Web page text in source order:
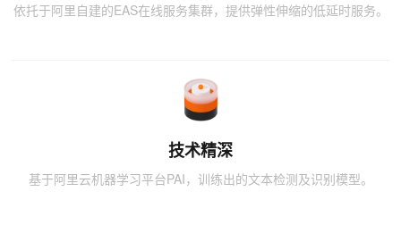
依托于阿里自建的EAS在线服务集群，提供弹性伸缩的低延时服务。
技术精深
基于阿里云机器学习平台PAI，训练出的文本检测及识别模型。